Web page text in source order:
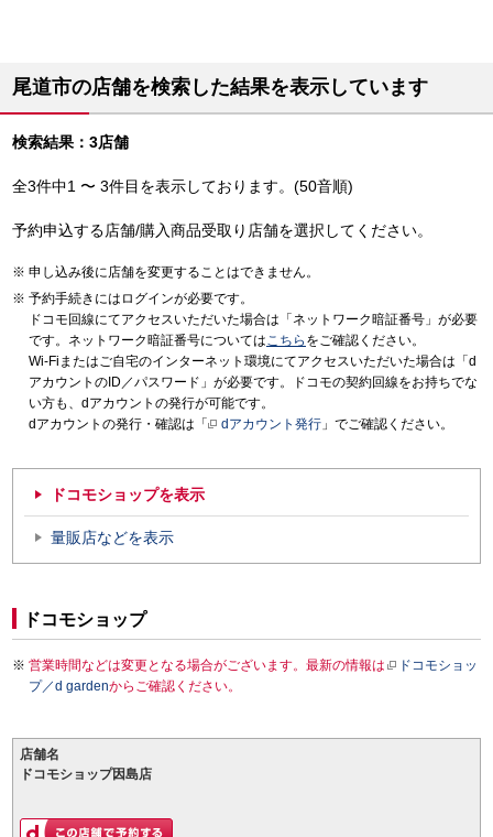
尾道市の店舗を検索した結果を表示しています
検索結果：3店舗
全3件中1 〜 3件目を表示しております。(50音順)
予約申込する店舗/購入商品受取り店舗を選択してください。
申し込み後に店舗を変更することはできません。
予約手続きにはログインが必要です。
ドコモ回線にてアクセスいただいた場合は「ネットワーク暗証番号」が必要
です。ネットワーク暗証番号についてはこちら をご確認ください。
Wi-Fiまたはご自宅のインターネット環境にてアクセスいただいた場合は「d
アカウントのID／パスワード」が必要です。ドコモの契約回線をお持ちでな
い方も、dアカウントの発行が可能です。
dアカウントの発行・確認は「
dアカウント発行 」でご確認ください。
ドコモショップを表示
量販店などを表示
ドコモショップ
営業時間などは変更となる場合がございます。最新の情報は
ドコモショッ
プ／d gardenからご確認ください。
店舗名
ドコモショップ因島店